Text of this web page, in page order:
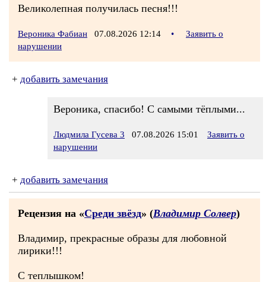
Великолепная получилась песня!!!
Вероника Фабиан 07.08.2026 12:14 •
Заявить о
нарушении
+ добавить замечания
Вероника, спасибо! С самыми тёплыми...
Людмила Гусева 3 07.08.2026 15:01
Заявить о
нарушении
+ добавить замечания
Рецензия на «Среди звёзд» (Владимир Солвер)
Владимир, прекрасные образы для любовной
лирики!!!
С теплышком!